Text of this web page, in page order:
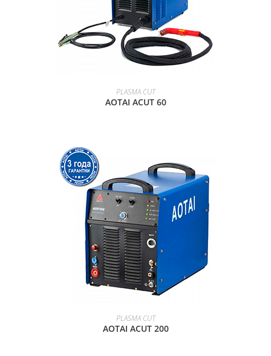
ПРОСМОТР ТОВАРА
PLASMA CUT
AOTAI ACUT 60
ПРОСМОТР ТОВАРА
PLASMA CUT
AOTAI ACUT 200